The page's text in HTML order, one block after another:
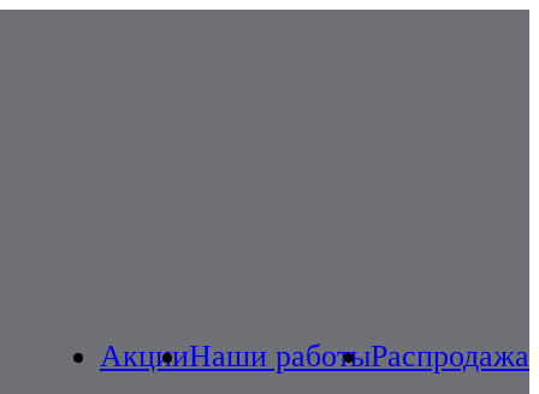
АкцииНаши работыРаспродажа